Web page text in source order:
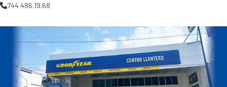
744 486.19.68